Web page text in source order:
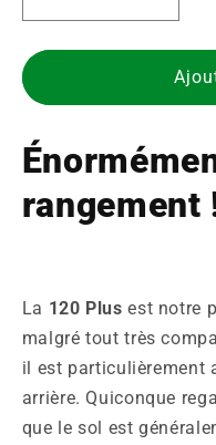
la
quantité
TRIO
Plus
la
pour
TRIO
Plus
rangement
La 120 Plus est notre
malgré tout très
il est particulièrement
arrière. Quiconque
que le sol est